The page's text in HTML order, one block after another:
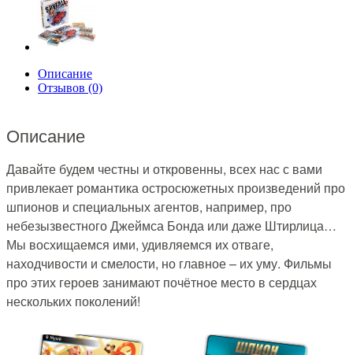
Описание
Отзывов (0)
Описание
Давайте будем честны и откровенны, всех нас с вами
привлекает романтика остросюжетных произведений про
шпионов и специальных агентов, например, про
небезызвестного Джеймса Бонда или даже Штирлица…
Мы восхищаемся ими, удивляемся их отваге,
находчивости и смелости, но главное – их уму. Фильмы
про этих героев занимают почётное место в сердцах
нескольких поколений!